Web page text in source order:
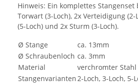
Hinweis: Ein komplettes Stangenset
Torwart (3-Loch), 2x Verteidigung
(5-Loch) und 2x Sturm (3-Loch).
Ø Stange
ca. 13mm
Ø Schraubenloch ca. 3mm
Material
verchromter Stahl
Stangenvarianten 2-Loch, 3-Loch, 5-